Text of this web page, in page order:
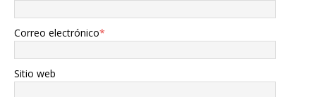
Correo electrónico*
Sitio web